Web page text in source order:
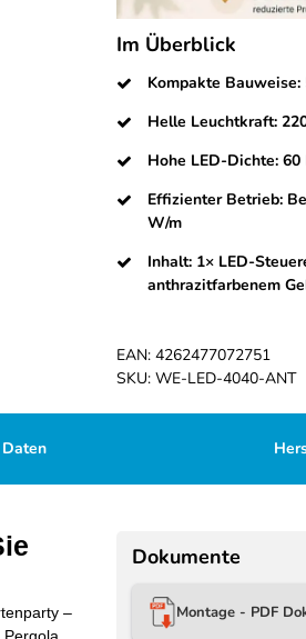
Im Überblick
Kompakte
Helle Leuchtkraft:
Hohe LED-Dichte:
Effizienter Betrieb:
W/m
Inhalt: 1× LED-
anthrazitfarbenem
EAN: 4262477072751
SKU: WE-LED-4040-ANT
–
Dokumente
Montage - PDF